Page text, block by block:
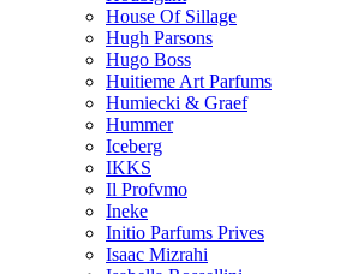
House Of Sillage
Hugh Parsons
Hugo Boss
Huitieme Art Parfums
Humiecki & Graef
Hummer
Iceberg
IKKS
Il Profvmo
Ineke
Initio Parfums Prives
Isaac Mizrahi